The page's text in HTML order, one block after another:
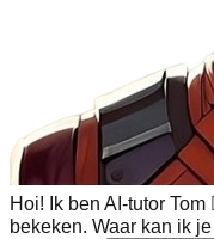
Hoi! Ik ben AI-tutor
bekeken. Waar kan ik